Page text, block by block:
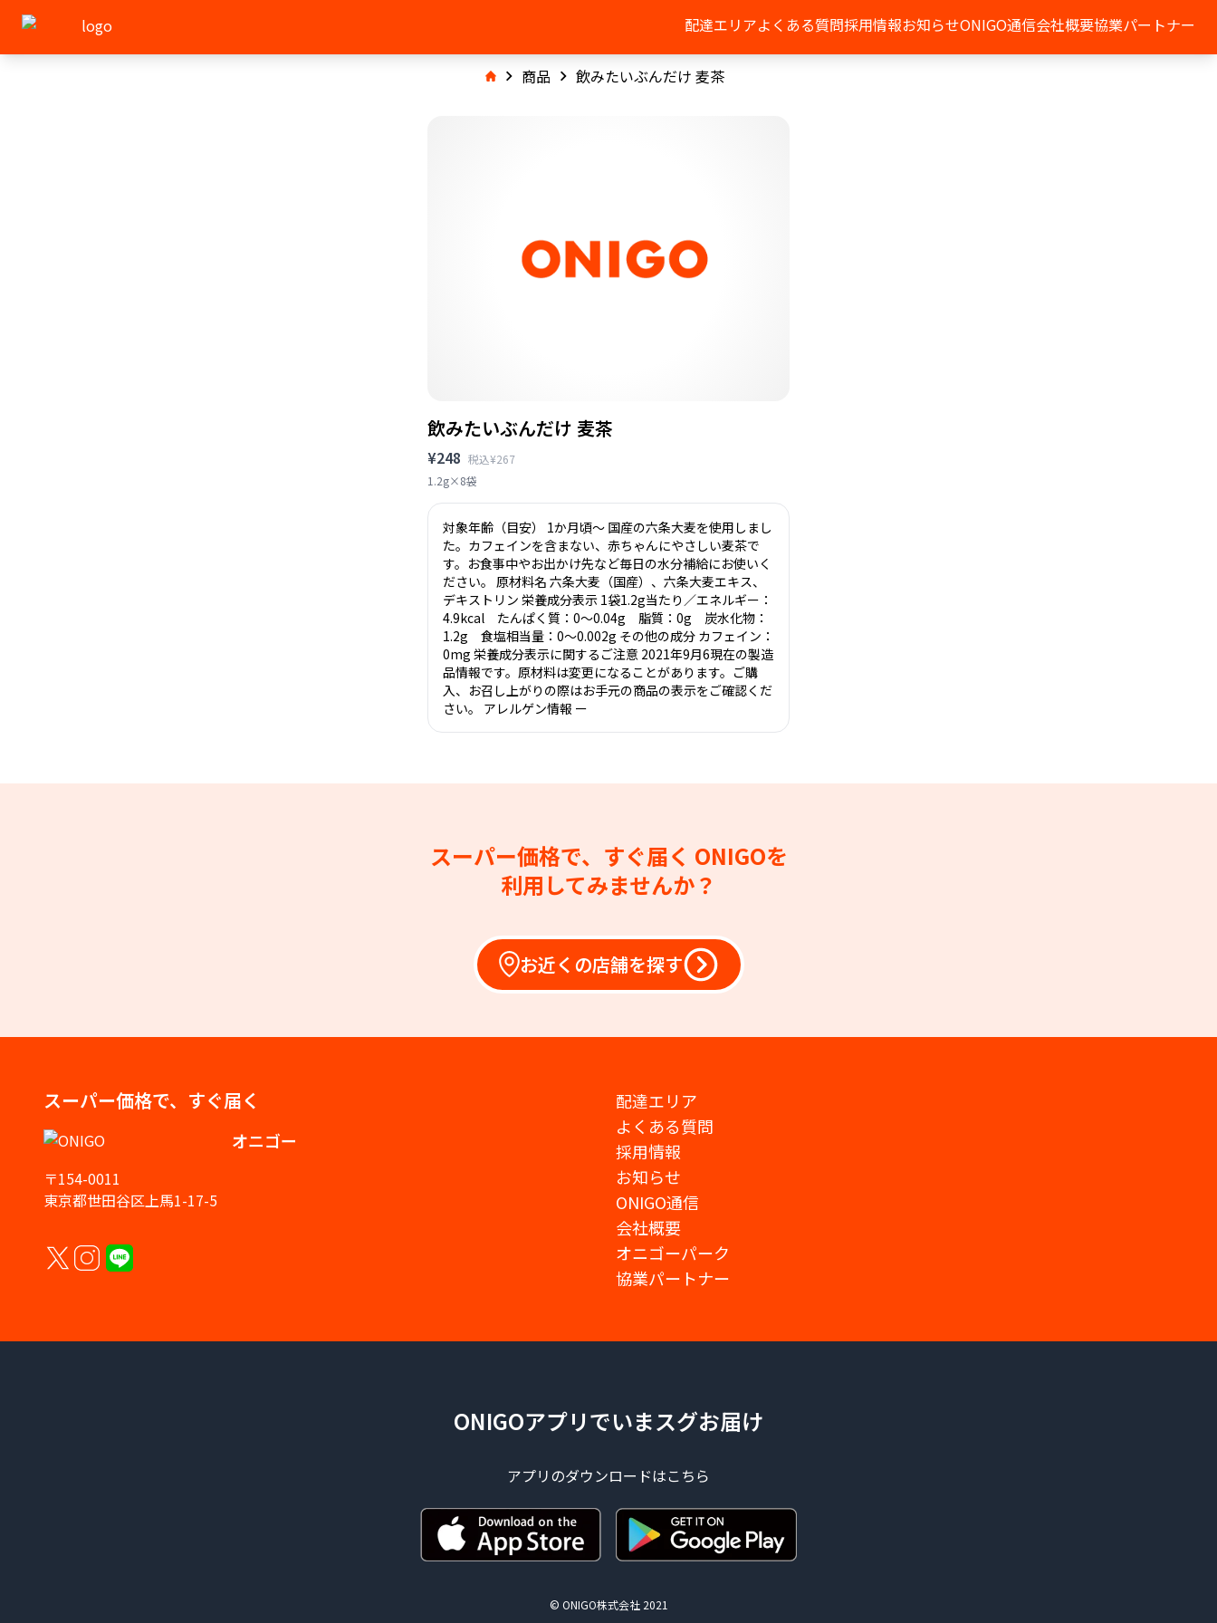
配達エリアよくある質問採用情報お知らせONIGO通信会社概要協業パートナー
商品 飲みたいぶんだけ 麦茶
飲みたいぶんだけ 麦茶
¥248 税込¥267
1.2g×8袋
対象年齢（目安） 1か月頃～ 国産の六条大麦を使用しまし
た。カフェインを含まない、赤ちゃんにやさしい麦茶で
す。お食事中やお出かけ先など毎日の水分補給にお使いく
ださい。 原材料名 六条大麦（国産）、六条大麦エキス、
デキストリン 栄養成分表示 1袋1.2g当たり／エネルギー：
4.9kcal たんぱく質：0～0.04g 脂質：0g 炭水化物：
1.2g 食塩相当量：0～0.002g その他の成分 カフェイン：
0mg 栄養成分表示に関するご注意 2021年9月6現在の製造
品情報です。原材料は変更になることがあります。ご購
入、お召し上がりの際はお手元の商品の表示をご確認くだ
さい。 アレルゲン情報 ー
スーパー価格で、すぐ届く ONIGOを
利用してみませんか？
お近くの店舗を探す
スーパー価格で、すぐ届く
オニゴー
〒154-0011
東京都世田谷区上馬1-17-5
配達エリア
よくある質問
採用情報
お知らせ
ONIGO通信
会社概要
オニゴーパーク
協業パートナー
ONIGOアプリでいまスグお届け
アプリのダウンロードはこちら
© ONIGO株式会社 2021